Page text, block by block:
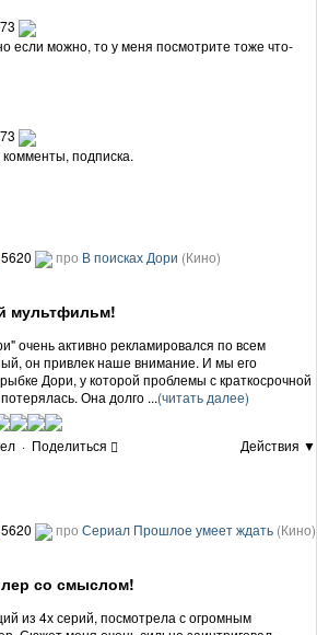
если можно, то у меня посмотрите тоже что-
подписка.
5620 про В поисках Дори (Кино)
мультфильм!
очень активно рекламировался по всем
он привлек наше внимание. И мы его
Дори, у которой проблемы с краткосрочной
Она долго ...(читать далее)
· Поделиться
Действия ▼
5620 про Сериал Прошлое умеет ждать (Кино)
со смыслом!
из 4х серий, посмотрела с огромным